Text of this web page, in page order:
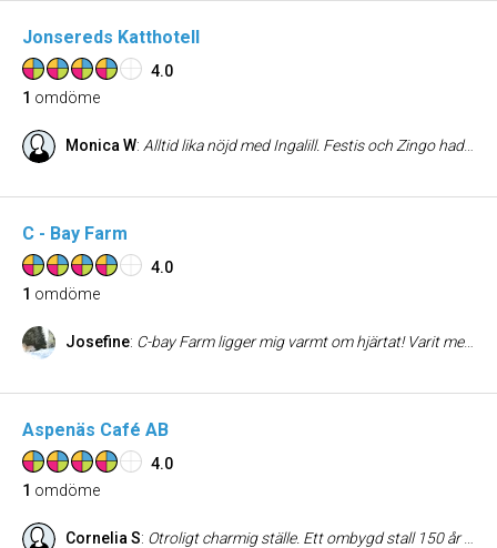
Jonsereds Katthotell
4.0
1 omdöme
Monica W: Alltid lika nöjd med Ingalill. Festis och Zingo hade en härlig tid hos henne på Jonsereds katthotell. Rekomenderas varmt.
C - Bay Farm
4.0
1 omdöme
Josefine: C-bay Farm ligger mig varmt om hjärtat! Varit med sedan start och gården har mycket god hästhållning och djurhållning överhuvudtaget! Stora hagar som går att dela av vid olika underlag tillgång till vindskydd och bra foderplats. Nytt stall under uppbyggnad och ny fin stor ligghall! Har själv tagit hand om hästar som stått där och även haft häst där. Djuren är välskötta och tas på största allvar av både gårdsägarna och dem inhyrda, God kommunikation om något händer. Har aldrig sett ett djur fara illa på gården! Mycket skratt, skämt och lärdomar har jag fått på gården av de två mest godhjärtade människorna som jobbar hårt med att driva denna härliga gård och få den till det bästa!
Aspenäs Café AB
4.0
1 omdöme
Cornelia S: Otroligt charmig ställe. Ett ombygd stall 150 år gammal med god hemlagad fika. Vacker miljö även ute. Hundar välkommen! Önskar att det vore öppet lite mer än bara lö-sö.